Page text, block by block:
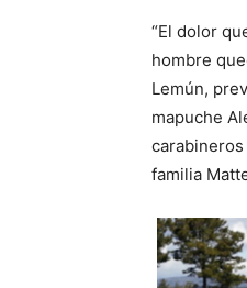
“El dolor
hombre
Lemún,
mapuche
familia